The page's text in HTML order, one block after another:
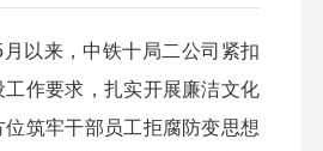
以来，中铁十局二公司紧扣
工作要求，扎实开展廉洁文化
位筑牢干部员工拒腐防变思想